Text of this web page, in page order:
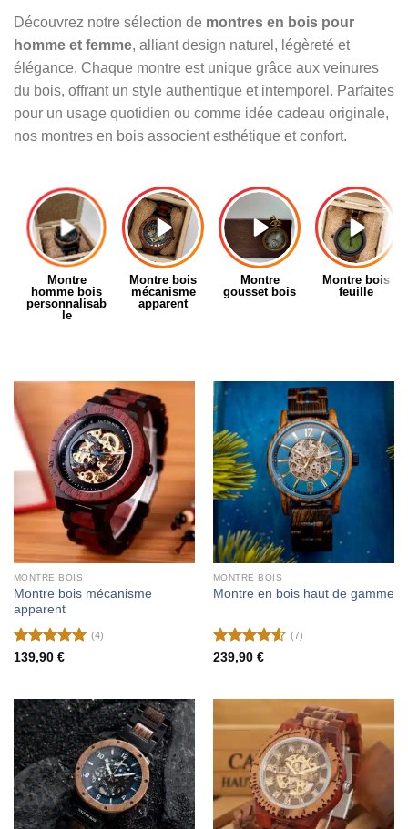
Découvrez notre sélection de montres en bois pour
homme et femme, alliant design naturel, légèreté et
élégance. Chaque montre est unique grâce aux veinures
du bois, offrant un style authentique et intemporel. Parfaites
pour un usage quotidien ou comme idée cadeau originale,
nos montres en bois associent esthétique et confort.
Montre
homme bois
personnalisab
le
Montre bois
mécanisme
apparent
Montre
gousset bois
Montre bois
feuille
MONTRE BOIS
Montre bois mécanisme
apparent
Note5 sur
(4)
139,90 €
MONTRE BOIS
Montre en bois haut de gamme
Note4.57
(7)
239,90 €